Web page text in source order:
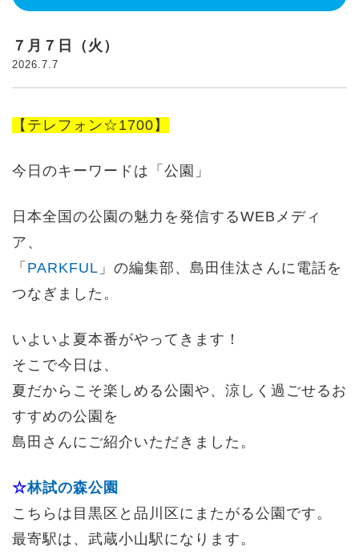
７月７日（火）
2026.7.7
【テレフォン☆1700】
今日のキーワードは「公園」
日本全国の公園の魅力を発信するWEBメディ
ア、
「 PARKFUL 」の編集部、島田佳汰さんに電話を
つなぎました。
いよいよ夏本番がやってきます！
そこで今日は、
夏だからこそ楽しめる公園や、涼しく過ごせるお
すすめの公園を
島田さんにご紹介いただきました。
☆林試の森公園
こちらは目黒区と品川区にまたがる公園です。
最寄駅は、武蔵小山駅になります。